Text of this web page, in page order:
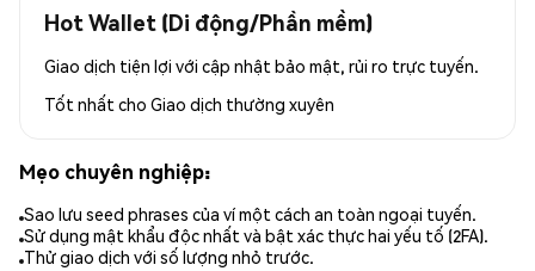
Hot Wallet (Di động/Phần mềm)
Giao dịch tiện lợi với cập nhật bảo mật, rủi ro trực tuyến.
Tốt nhất cho Giao dịch thường xuyên
Mẹo chuyên nghiệp:
Sao lưu seed phrases của ví một cách an toàn ngoại tuyến.
Sử dụng mật khẩu độc nhất và bật xác thực hai yếu tố (2FA).
Thử giao dịch với số lượng nhỏ trước.